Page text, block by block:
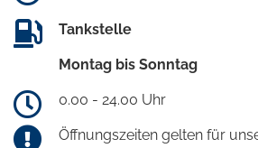
Tankstelle
Montag bis Sonntag
0.00 - 24.00 Uhr
Öffnungszeiten gelten für